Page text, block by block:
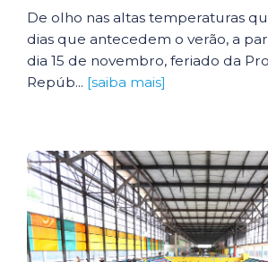
De olho nas altas temperaturas
dias que antecedem o verão, a
dia 15 de novembro, feriado da
Repúb... [saiba mais]